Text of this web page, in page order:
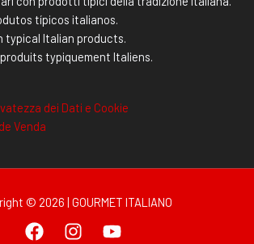
típicos italianos.
typical Italian products.
typiquement Italiens.
dei Dati e Cookie
Venda
© 2026 | GOURMET ITALIANO